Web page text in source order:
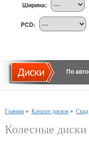
Ширина:
PCD:
По авто
Главная » Каталог дисков » Скад
Колесные диски